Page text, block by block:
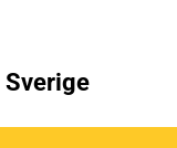
Sverige